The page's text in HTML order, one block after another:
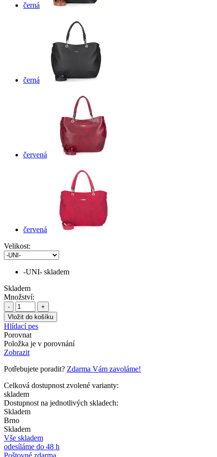
černá
černá
červená
červená
Velikost:
-UNI- skladem
Skladem
Množství:
- +
Hlídací pes
Porovnat
Položka je v porovnání
Zobrazit
Potřebujete poradit? Zdarma Vám zavoláme!
Celková dostupnost zvolené varianty:
skladem
Dostupnost na jednotlivých skladech:
Skladem
Brno
Skladem
Vše skladem
odesíláme do 48 h
Poštovné zdarma